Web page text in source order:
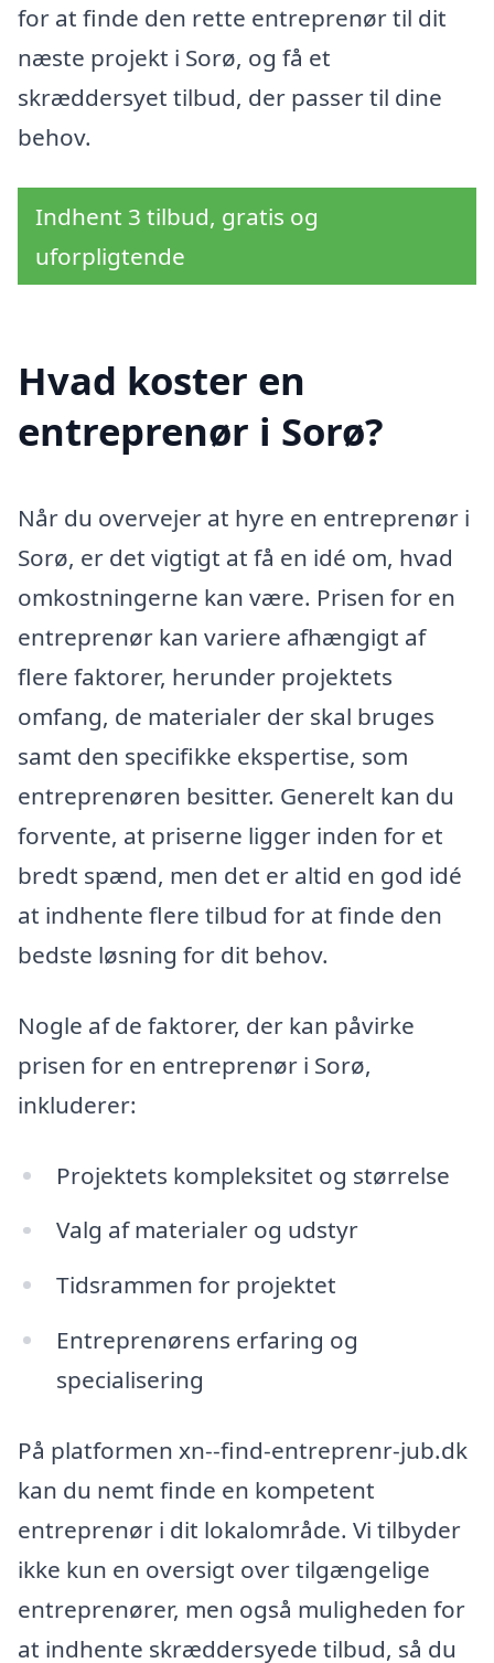
for at finde den rette entreprenør til dit
næste projekt i Sorø, og få et
skræddersyet tilbud, der passer til dine
behov.
Indhent 3 tilbud, gratis og
uforpligtende
Hvad koster en
entreprenør i Sorø?
Når du overvejer at hyre en entreprenør i
Sorø, er det vigtigt at få en idé om, hvad
omkostningerne kan være. Prisen for en
entreprenør kan variere afhængigt af
flere faktorer, herunder projektets
omfang, de materialer der skal bruges
samt den specifikke ekspertise, som
entreprenøren besitter. Generelt kan du
forvente, at priserne ligger inden for et
bredt spænd, men det er altid en god idé
at indhente flere tilbud for at finde den
bedste løsning for dit behov.
Nogle af de faktorer, der kan påvirke
prisen for en entreprenør i Sorø,
inkluderer:
Projektets kompleksitet og størrelse
Valg af materialer og udstyr
Tidsrammen for projektet
Entreprenørens erfaring og
specialisering
På platformen xn--find-entreprenr-jub.dk
kan du nemt finde en kompetent
entreprenør i dit lokalområde. Vi tilbyder
ikke kun en oversigt over tilgængelige
entreprenører, men også muligheden for
at indhente skræddersyede tilbud, så du